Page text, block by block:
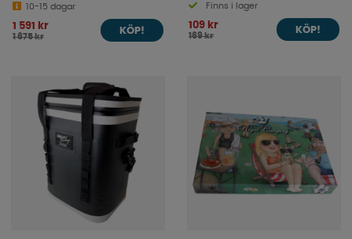
10-15 dagar
1 591 kr
1 675 kr
KÖP!
Finns i lager
109 kr
169 kr
KÖP!